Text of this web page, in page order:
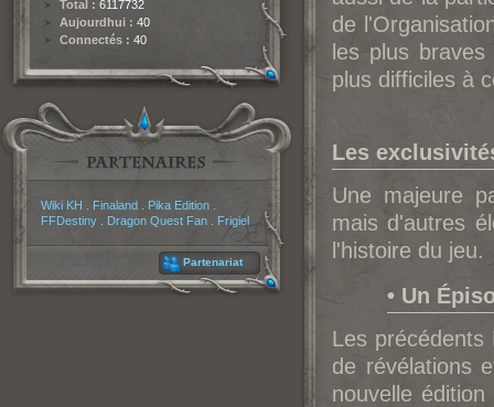
Total : 6117732
Aujourdhui : 40
Connectés : 40
Wiki KH Finaland Pika Edition
FFDestiny
Dragon Quest Fan Frigiel
Partenariat
de
les plus
plus difficiles à
Les
Une majeure
mais d'autres
l'histoire du jeu.
• Un
Les
de révélations
nouvelle